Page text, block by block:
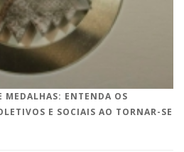
MEDALHAS: ENTENDA OS
E SOCIAIS AO TORNAR-SE